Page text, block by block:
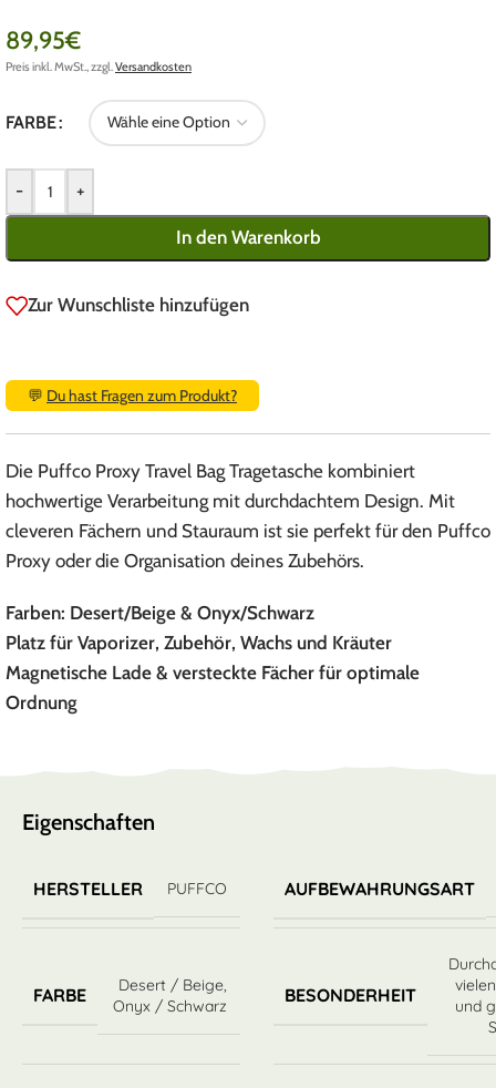
89,95€
Preis inkl. MwSt., zzgl.Versandkosten
FARBE
- +
In den Warenkorb
Zur Wunschliste hinzufügen
💬 Du hast Fragen zum Produkt?
Die Puffco Proxy Travel Bag Tragetasche kombiniert
hochwertige Verarbeitung mit durchdachtem Design. Mit
cleveren Fächern und Stauraum ist sie perfekt für den Puffco
Proxy oder die Organisation deines Zubehörs.
Farben: Desert/Beige & Onyx/Schwarz
Platz für Vaporizer, Zubehör, Wachs und Kräuter
Magnetische Lade & versteckte Fächer für optimale
Ordnung
Eigenschaften
HERSTELLER PUFFCO AUFBEWAHRUNGSART
FARBE Desert / Beige,
Onyx / Schwarz
BESONDERHEIT
und